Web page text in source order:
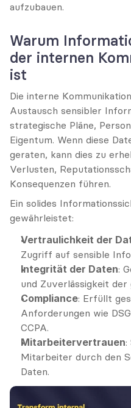
aufzubauen.
Warum
der internen
ist
Die interne
Austausch sensibler
strategische Pläne,
Eigentum. Wenn diese
geraten, kann dies zu
Verlusten,
Konsequenzen führen.
Ein solides
gewährleistet:
Vertraulichkeit der
Zugriff auf sensible
Integrität der Daten:
und Zuverlässigkeit
Compliance: Erfüllt
Anforderungen wie
CCPA.
Mitarbeitervertrauen:
Mitarbeiter durch den
Daten.